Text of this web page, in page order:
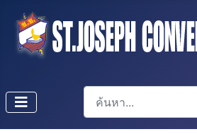
การค้นหา
Type 2 or more